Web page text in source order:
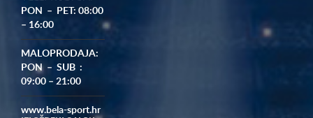
PON – PET: 08:00
– 16:00
MALOPRODAJA:
PON – SUB :
09:00 – 21:00
www.bela-sport.hr